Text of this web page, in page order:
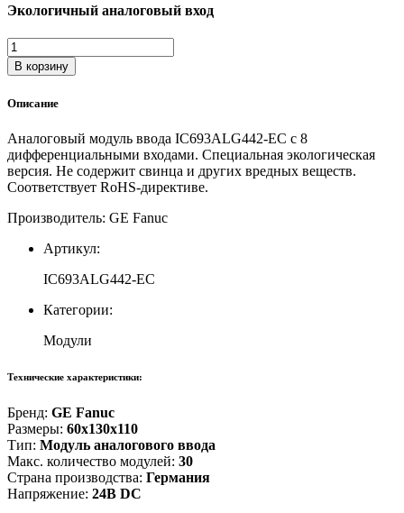
Экологичный аналоговый вход
Количество
товара
Экологичный
вход
В корзину
Описание
Аналоговый модуль ввода IC693ALG442-EC с 8
дифференциальными входами. Специальная экологическая
версия. Не содержит свинца и других вредных веществ.
Соответствует RoHS-директиве.
Производитель: GE Fanuc
Артикул:
IC693ALG442-EC
Категории:
Модули
Технические характеристики:
Бренд: GE Fanuc
Размеры: 60x130x110
Тип: Модуль аналогового ввода
Макс. количество модулей: 30
Страна производства: Германия
Напряжение: 24В DC